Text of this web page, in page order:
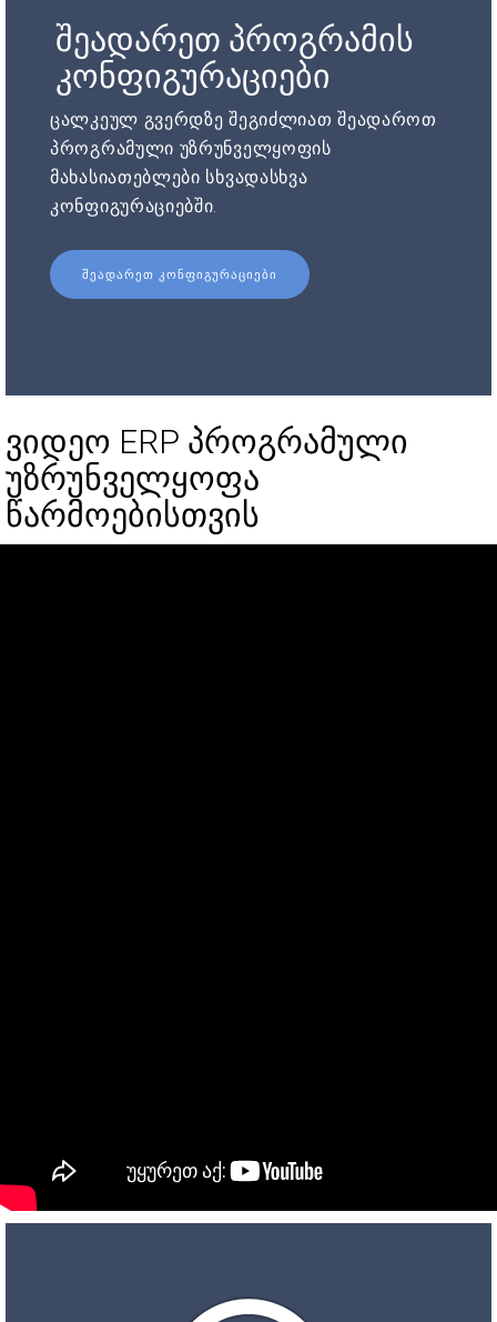
შეადარეთ პროგრამის
კონფიგურაციები
ცალკეულ გვერდზე შეგიძლიათ შეადაროთ
პროგრამული უზრუნველყოფის
მახასიათებლები სხვადასხვა
კონფიგურაციებში.
ᲨᲔᲐᲓᲐᲠᲔᲗ ᲙᲝᲜᲤᲘᲒᲣᲠᲐᲪᲘᲔᲑᲘ
ვიდეო ERP პროგრამული
უზრუნველყოფა
წარმოებისთვის